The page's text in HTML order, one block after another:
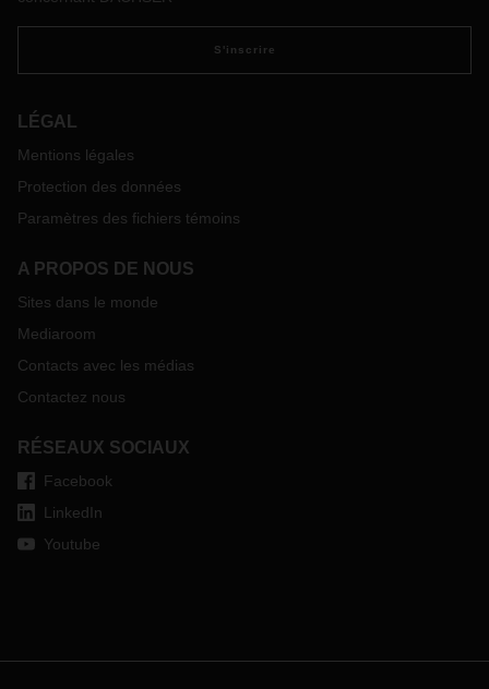
S'inscrire
LÉGAL
Mentions légales
Protection des données
Paramètres des fichiers témoins
A PROPOS DE NOUS
Sites dans le monde
Mediaroom
Contacts avec les médias
Contactez nous
RÉSEAUX SOCIAUX
Facebook
LinkedIn
Youtube